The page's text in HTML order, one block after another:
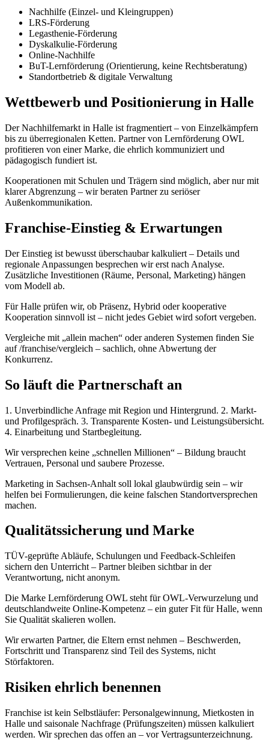
Nachhilfe (Einzel- und Kleingruppen)
LRS-Förderung
Legasthenie-Förderung
Dyskalkulie-Förderung
Online-Nachhilfe
BuT-Lernförderung (Orientierung, keine Rechtsberatung)
Standortbetrieb & digitale Verwaltung
Wettbewerb und Positionierung in Halle
Der Nachhilfemarkt in Halle ist fragmentiert – von Einzelkämpfern
bis zu überregionalen Ketten. Partner von Lernförderung OWL
profitieren von einer Marke, die ehrlich kommuniziert und
pädagogisch fundiert ist.
Kooperationen mit Schulen und Trägern sind möglich, aber nur mit
klarer Abgrenzung – wir beraten Partner zu seriöser
Außenkommunikation.
Franchise-Einstieg & Erwartungen
Der Einstieg ist bewusst überschaubar kalkuliert – Details und
regionale Anpassungen besprechen wir erst nach Analyse.
Zusätzliche Investitionen (Räume, Personal, Marketing) hängen
vom Modell ab.
Für Halle prüfen wir, ob Präsenz, Hybrid oder kooperative
Kooperation sinnvoll ist – nicht jedes Gebiet wird sofort vergeben.
Vergleiche mit „allein machen“ oder anderen Systemen finden Sie
auf /franchise/vergleich – sachlich, ohne Abwertung der
Konkurrenz.
So läuft die Partnerschaft an
1. Unverbindliche Anfrage mit Region und Hintergrund. 2. Markt-
und Profilgespräch. 3. Transparente Kosten- und Leistungsübersicht.
4. Einarbeitung und Startbegleitung.
Wir versprechen keine „schnellen Millionen“ – Bildung braucht
Vertrauen, Personal und saubere Prozesse.
Marketing in Sachsen-Anhalt soll lokal glaubwürdig sein – wir
helfen bei Formulierungen, die keine falschen Standortversprechen
machen.
Qualitätssicherung und Marke
TÜV-geprüfte Abläufe, Schulungen und Feedback-Schleifen
sichern den Unterricht – Partner bleiben sichtbar in der
Verantwortung, nicht anonym.
Die Marke Lernförderung OWL steht für OWL-Verwurzelung und
deutschlandweite Online-Kompetenz – ein guter Fit für Halle, wenn
Sie Qualität skalieren wollen.
Wir erwarten Partner, die Eltern ernst nehmen – Beschwerden,
Fortschritt und Transparenz sind Teil des Systems, nicht
Störfaktoren.
Risiken ehrlich benennen
Franchise ist kein Selbstläufer: Personalgewinnung, Mietkosten in
Halle und saisonale Nachfrage (Prüfungszeiten) müssen kalkuliert
werden. Wir sprechen das offen an – vor Vertragsunterzeichnung.